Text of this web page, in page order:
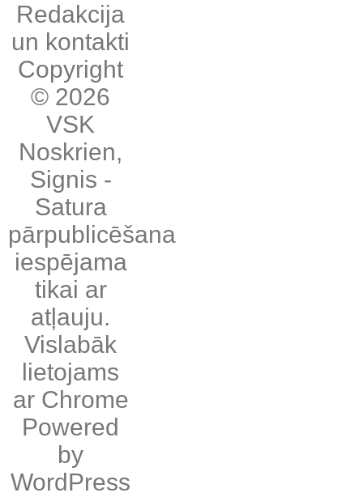
Redakcija
un kontakti
Copyright
© 2026
VSK
Noskrien,
Signis -
Satura
pārpublicēšana
iespējama
tikai ar
atļauju.
Vislabāk
lietojams
ar Chrome
Powered
by
WordPress